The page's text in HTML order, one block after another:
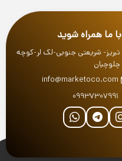
با ما همراه شوید
تبریز- شریعتی جنوبی-لک لر-کوچه
چلوچیان
info@marketoco.com
09937307991